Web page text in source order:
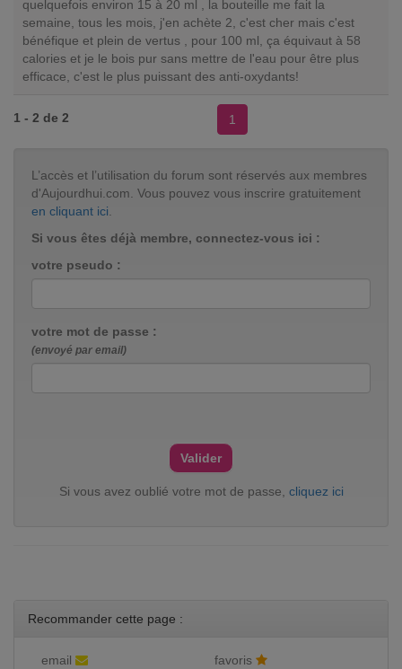
quelquefois environ 15 à 20 ml , la bouteille me fait la
semaine, tous les mois, j'en achète 2, c'est cher mais c'est
bénéfique et plein de vertus , pour 100 ml, ça équivaut à 58
calories et je le bois pur sans mettre de l'eau pour être plus
efficace, c'est le plus puissant des anti-oxydants!
1 - 2 de 2 1
L’accès et l’utilisation du forum sont réservés aux membres
d'Aujourdhui.com. Vous pouvez vous inscrire gratuitement
en cliquant ici.
Si vous êtes déjà membre, connectez-vous ici :
votre pseudo :
votre mot de passe :
(envoyé par email)
Si vous avez oublié votre mot de passe, cliquez ici
Recommander cette page :
email
favoris